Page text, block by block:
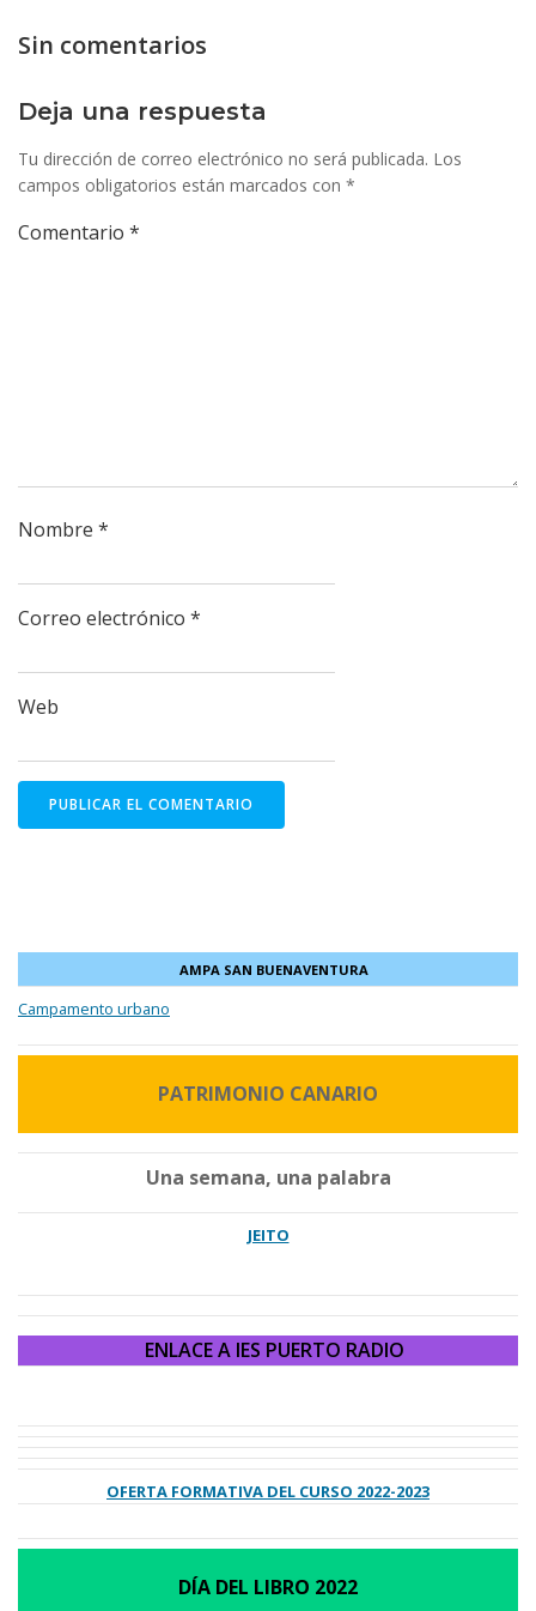
Sin comentarios
Deja una respuesta
Tu dirección de correo electrónico no será publicada. Los
campos obligatorios están marcados con *
Comentario *
Nombre *
Correo electrónico *
Web
AMPA SAN BUENAVENTURA
Campamento urbano
PATRIMONIO CANARIO
Una semana, una palabra
JEITO
ENLACE A IES PUERTO RADIO
OFERTA FORMATIVA DEL CURSO 2022-2023
DÍA DEL LIBRO 2022